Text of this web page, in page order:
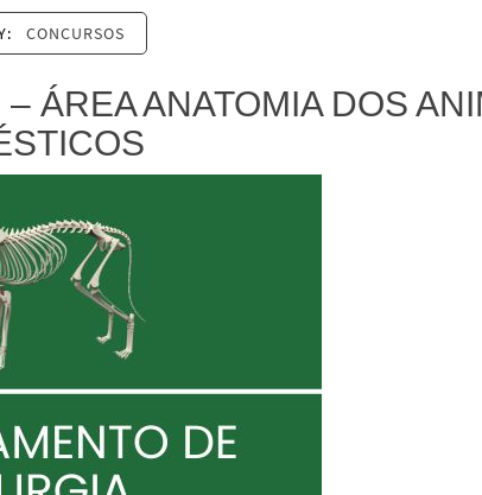
CONCURSOS
ÁREA ANATOMIA DOS